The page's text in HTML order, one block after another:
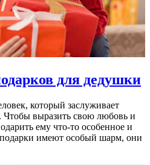
для дедушки
который заслуживает
Чтобы выразить свою любовь и
ему что-то особенное и
имеют особый шарм, они